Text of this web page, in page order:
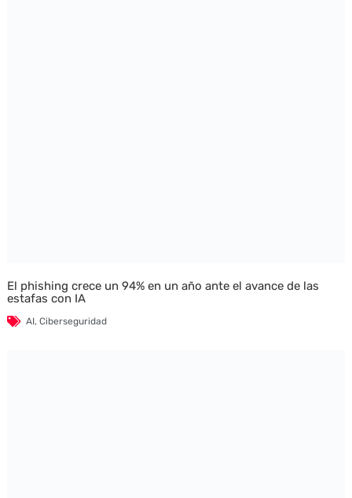
El phishing crece un 94% en un año ante el avance de las
estafas con IA
AI, Ciberseguridad